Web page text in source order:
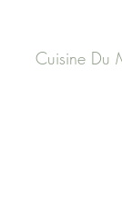
Cuisine Du